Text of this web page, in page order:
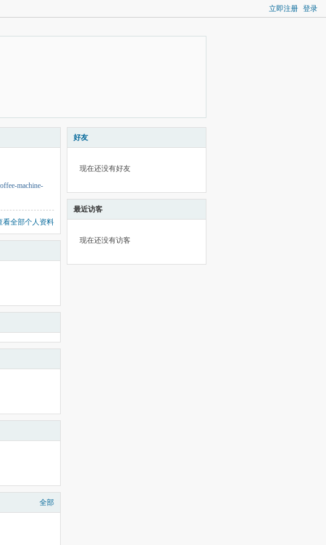
立即注册 登录
machine-
看全部个人资料
全部
好友
现在还没有好友
最近访客
现在还没有访客